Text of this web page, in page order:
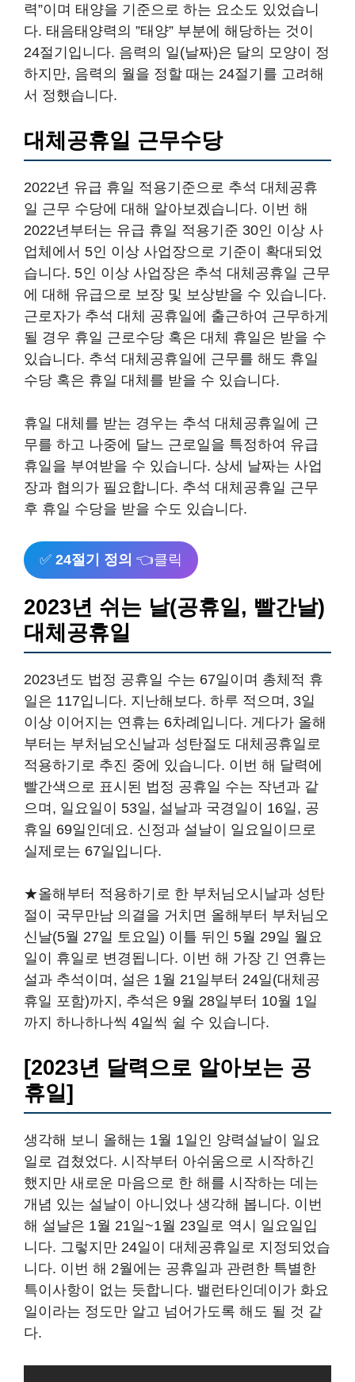
력”이며 태양을 기준으로 하는 요소도 있었습니
다. 태음태양력의 ”태양” 부분에 해당하는 것이
24절기입니다. 음력의 일(날짜)은 달의 모양이 정
하지만, 음력의 월을 정할 때는 24절기를 고려해
서 정했습니다.
대체공휴일 근무수당
2022년 유급 휴일 적용기준으로 추석 대체공휴
일 근무 수당에 대해 알아보겠습니다. 이번 해
2022년부터는 유급 휴일 적용기준 30인 이상 사
업체에서 5인 이상 사업장으로 기준이 확대되었
습니다. 5인 이상 사업장은 추석 대체공휴일 근무
에 대해 유급으로 보장 및 보상받을 수 있습니다.
근로자가 추석 대체 공휴일에 출근하여 근무하게
될 경우 휴일 근로수당 혹은 대체 휴일은 받을 수
있습니다. 추석 대체공휴일에 근무를 해도 휴일
수당 혹은 휴일 대체를 받을 수 있습니다.
휴일 대체를 받는 경우는 추석 대체공휴일에 근
무를 하고 나중에 달느 근로일을 특정하여 유급
휴일을 부여받을 수 있습니다. 상세 날짜는 사업
장과 협의가 필요합니다. 추석 대체공휴일 근무
후 휴일 수당을 받을 수도 있습니다.
✅ 24절기 정의 👈클릭
2023년 쉬는 날(공휴일, 빨간날)
대체공휴일
2023년도 법정 공휴일 수는 67일이며 총체적 휴
일은 117입니다. 지난해보다. 하루 적으며, 3일
이상 이어지는 연휴는 6차례입니다. 게다가 올해
부터는 부처님오신날과 성탄절도 대체공휴일로
적용하기로 추진 중에 있습니다. 이번 해 달력에
빨간색으로 표시된 법정 공휴일 수는 작년과 같
으며, 일요일이 53일, 설날과 국경일이 16일, 공
휴일 69일인데요. 신정과 설날이 일요일이므로
실제로는 67일입니다.
★올해부터 적용하기로 한 부처님오시날과 성탄
절이 국무만남 의결을 거치면 올해부터 부처님오
신날(5월 27일 토요일) 이틀 뒤인 5월 29일 월요
일이 휴일로 변경됩니다. 이번 해 가장 긴 연휴는
설과 추석이며, 설은 1월 21일부터 24일(대체공
휴일 포함)까지, 추석은 9월 28일부터 10월 1일
까지 하나하나씩 4일씩 쉴 수 있습니다.
[2023년 달력으로 알아보는 공
휴일]
생각해 보니 올해는 1월 1일인 양력설날이 일요
일로 겹쳤었다. 시작부터 아쉬움으로 시작하긴
했지만 새로운 마음으로 한 해를 시작하는 데는
개념 있는 설날이 아니었나 생각해 봅니다. 이번
해 설날은 1월 21일~1월 23일로 역시 일요일입
니다. 그렇지만 24일이 대체공휴일로 지정되었습
니다. 이번 해 2월에는 공휴일과 관련한 특별한
특이사항이 없는 듯합니다. 밸런타인데이가 화요
일이라는 정도만 알고 넘어가도록 해도 될 것 같
다.